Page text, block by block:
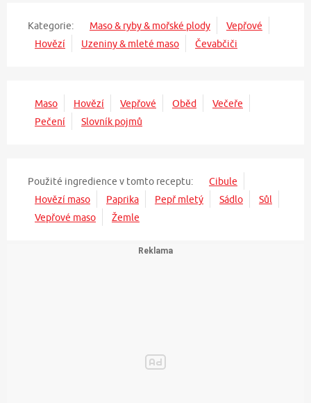
Kategorie: Maso & ryby & mořské plody
Vepřové
Hovězí
Uzeniny & mleté maso Čevabčiči
Maso Hovězí Vepřové Oběd
Večeře
Pečení
Slovník pojmů
Použité ingredience v tomto receptu:
Cibule
Hovězí maso
Paprika Pepř mletý Sádlo
Sůl
Vepřové maso
Žemle